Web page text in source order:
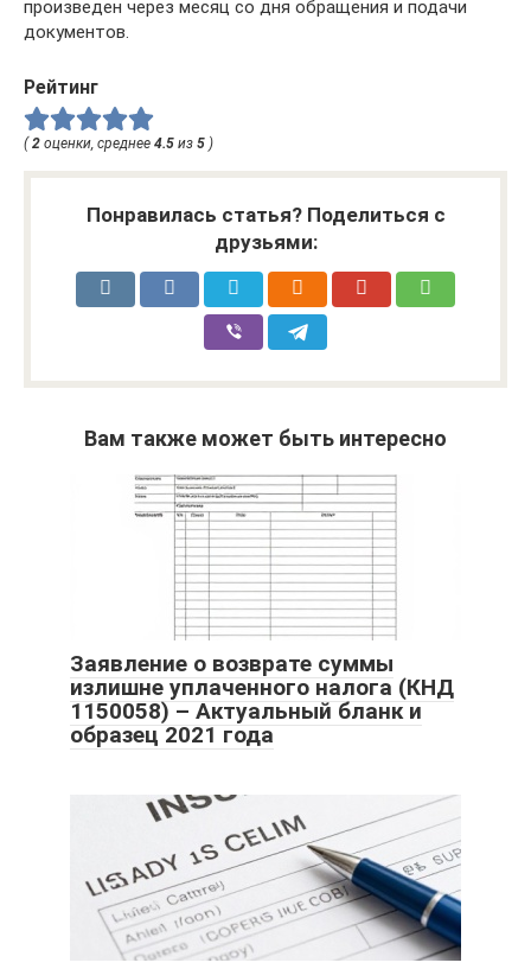
произведен через месяц со дня обращения и подачи
документов.
Рейтинг
( 2 оценки, среднее 4.5 из 5 )
Понравилась статья? Поделиться с
друзьями:
Вам также может быть интересно
Заявление о возврате суммы
излишне уплаченного налога (КНД
1150058) – Актуальный бланк и
образец 2021 года